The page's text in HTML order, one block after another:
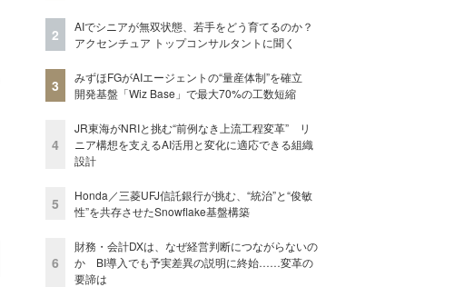
2
AIでシニアが無双状態、若手をどう育てるのか？
アクセンチュア トップコンサルタントに聞く
3
みずほFGがAIエージェントの“量産体制”を確立
開発基盤「Wiz Base」で最大70%の工数短縮
4
JR東海がNRIと挑む“前例なき上流工程変革” リ
ニア構想を支えるAI活用と変化に適応できる組織
設計
5
Honda／三菱UFJ信託銀行が挑む、“統治”と“俊敏
性”を共存させたSnowflake基盤構築
6
財務・会計DXは、なぜ経営判断につながらないの
か BI導入でも予実差異の説明に終始……変革の
要諦は